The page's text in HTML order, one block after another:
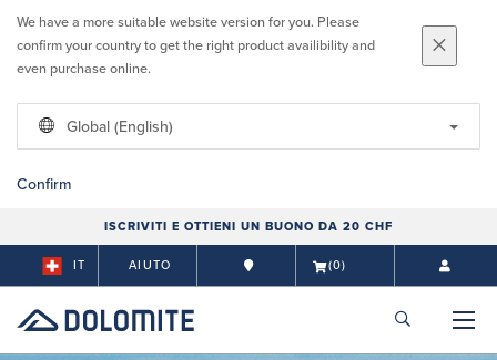
We have a more suitable website version for you. Please
confirm your country to get the right product availibility and
even purchase online.
Global (English)
Confirm
ISCRIVITI E OTTIENI UN BUONO DA 20 CHF
IT AIUTO (0)